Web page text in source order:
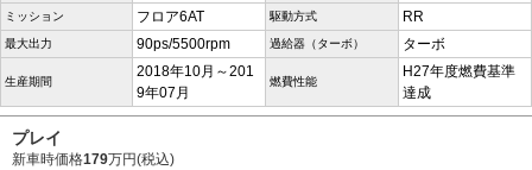
ミッション フロア6AT 駆動方式 RR
最大出力 90ps/5500rpm 過給器（ターボ） ターボ
生産期間
2018年10月～201
9年07月
燃費性能
H27年度燃費基準
達成
プレイ
新車時価格179万円(税込)